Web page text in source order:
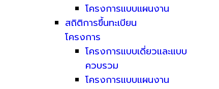
โครงการแบบแผนงาน
สถิติการขึ้นทะเบียน
โครงการ
โครงการแบบเดี่ยวและแบบ
ควบรวม
โครงการแบบแผนงาน